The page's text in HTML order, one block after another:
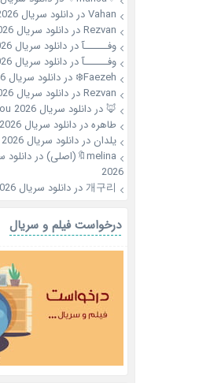
Vahanدر دانلود سریال Pursuit of Jade 2026
Rezvanدر دانلود سریال A Shop for Killers 2026
وفــــــآدر دانلود سریال Overdo 2026
وفــــــآدر دانلود سریال Overdo 2026
Faezeh❄️
در دانلود سریال My Bias, My Boss 2026
Rezvanدر دانلود سریال Flex X Cop 2026
🦊در دانلود سریال Dream to You 2026
طاهرهدر دانلود سریال Perfect Crown 2026
یلدان در دانلود سریال Flex X Cop 2026
melina🔖(اصلی)
در
2026
개구리در دانلود سریال Flex X Cop 2026
درخواست فیلم و سریال